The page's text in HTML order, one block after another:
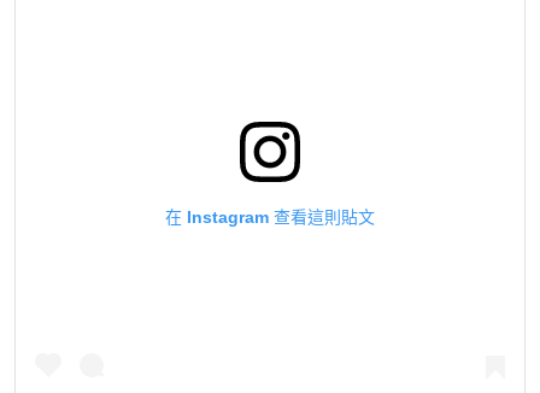
在 Instagram 查看這則貼文